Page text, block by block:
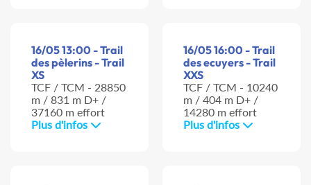
16/05 13:00 - Trail
des pèlerins - Trail
XS
TCF / TCM - 28850
m / 831 m D+ /
37160 m effort
Plus d'infos
16/05 16:00 - Trail
des ecuyers - Trail
XXS
TCF / TCM - 10240
m / 404 m D+ /
14280 m effort
Plus d'infos